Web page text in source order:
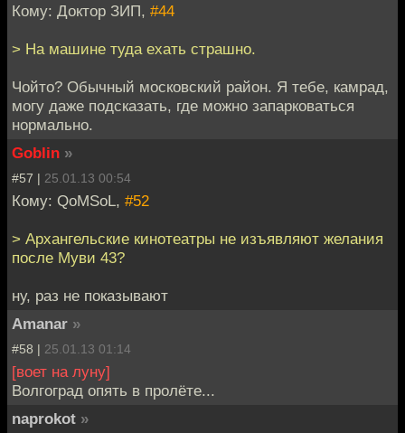
Кому: Доктор ЗИП, #44
> На машине туда ехать страшно.
Чойто? Обычный московский район. Я тебе, камрад,
могу даже подсказать, где можно запарковаться
нормально.
Goblin »
#57 | 25.01.13 00:54
Кому: QoMSoL, #52
> Архангельские кинотеатры не изъявляют желания
после Муви 43?
ну, раз не показывают
Amanar »
#58 | 25.01.13 01:14
[воет на луну]
Волгоград опять в пролёте...
naprokot »